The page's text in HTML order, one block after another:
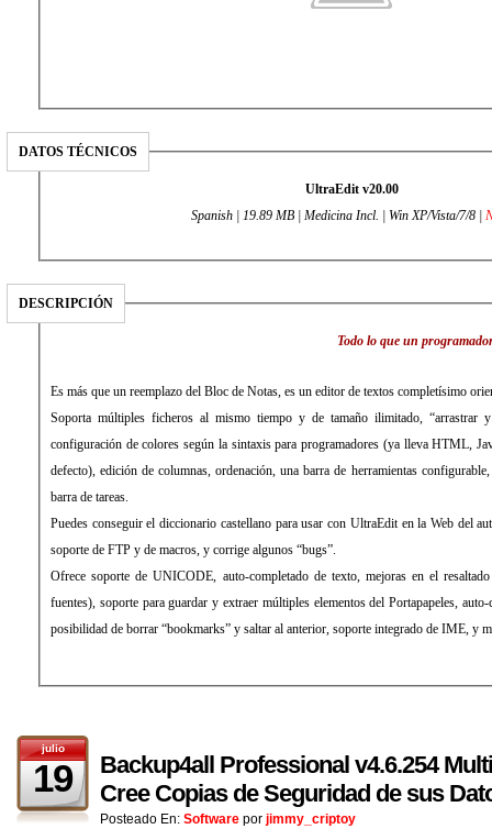
DATOS TÉCNICOS
UltraEdit v20.00
Spanish | 19.89 MB | Medicina Incl. | Win XP/Vista/7/8 |
DESCRIPCIÓN
Todo lo que un
Es más que un reemplazo del Bloc de Notas, es un editor de textos completísimo
Soporta múltiples ficheros al mismo tiempo y de tamaño ilimitado, “arrastrar
configuración de colores según la sintaxis para programadores (ya lleva HTML,
defecto), edición de columnas, ordenación, una barra de herramientas
barra de tareas.
Puedes conseguir el diccionario castellano para usar con UltraEdit en la Web del
soporte de FTP y de macros, y corrige algunos “bugs”.
Ofrece soporte de UNICODE, auto-completado de texto, mejoras en el
fuentes), soporte para guardar y extraer múltiples elementos del Portapapeles,
posibilidad de borrar “bookmarks” y saltar al anterior, soporte integrado de IME, y
julio
19
Backup4all Professional v4.6.254
Cree Copias de Seguridad de sus
Posteado En: Software por jimmy_criptoy